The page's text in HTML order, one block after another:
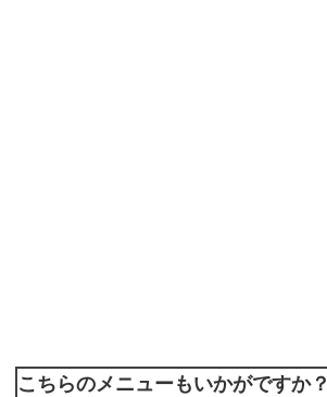
こちらのメニューもいかがですか？